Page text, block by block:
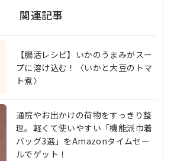
関連記事
【腸活レシピ】いかのうまみがスー
プに溶け込む！〈いかと大豆のトマ
ト煮〉
通院やお出かけの荷物をすっきり整
理。軽くて使いやすい「機能派巾着
バッグ3選」をAmazonタイムセー
ルでゲット！